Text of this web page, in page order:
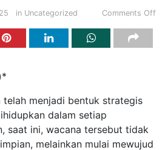
in Uncategorized Comments Off
telah menjadi bentuk strategis
dalam setiap
saat ini, wacana tersebut tidak
melainkan mulai mewujud